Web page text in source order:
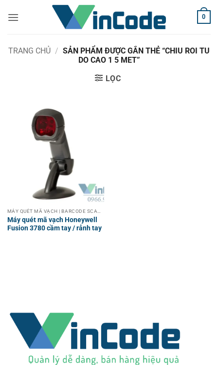
qua
0
TRANG CHỦ / SẢN PHẨM ĐƯỢC GẮN THẺ “CHIU ROI TU
DO CAO 1 5 MET”
LỌC
Máy quét mã vạch Honeywell
Fusion 3780 cầm tay / rảnh tay